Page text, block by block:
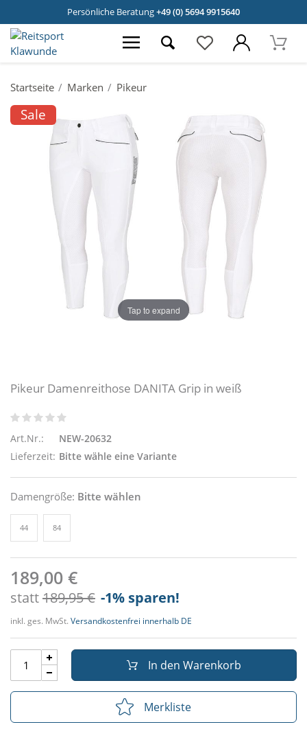
Persönliche Beratung+49 (0) 5694 9915640
Startseite Marken Pikeur
Sale
Tap to expand
Pikeur Damenreithose DANITA Grip in weiß
Art.Nr.:
NEW-20632
Lieferzeit: Bitte wähle eine Variante
Damengröße: Bitte wählen
44 84
189,00 €
statt189,95 € -1% sparen!
inkl. ges. MwSt. Versandkostenfrei innerhalb DE
In den Warenkorb
Merkliste